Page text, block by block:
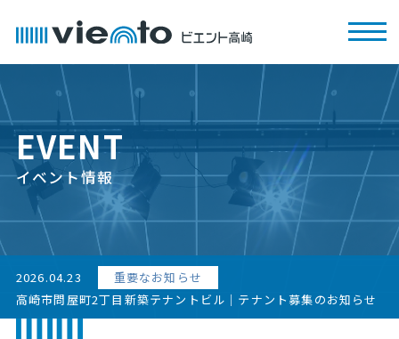
EVENT
イベント情報
2026.04.23
重要なお知らせ
高崎市問屋町2丁目新築テナントビル｜テナント募集のお知らせ